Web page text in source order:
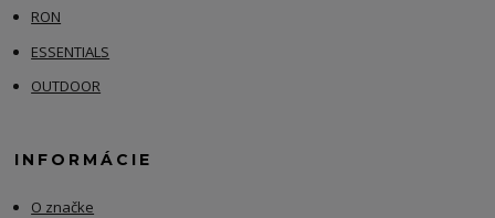
RON
ESSENTIALS
OUTDOOR
INFORMÁCIE
O značke